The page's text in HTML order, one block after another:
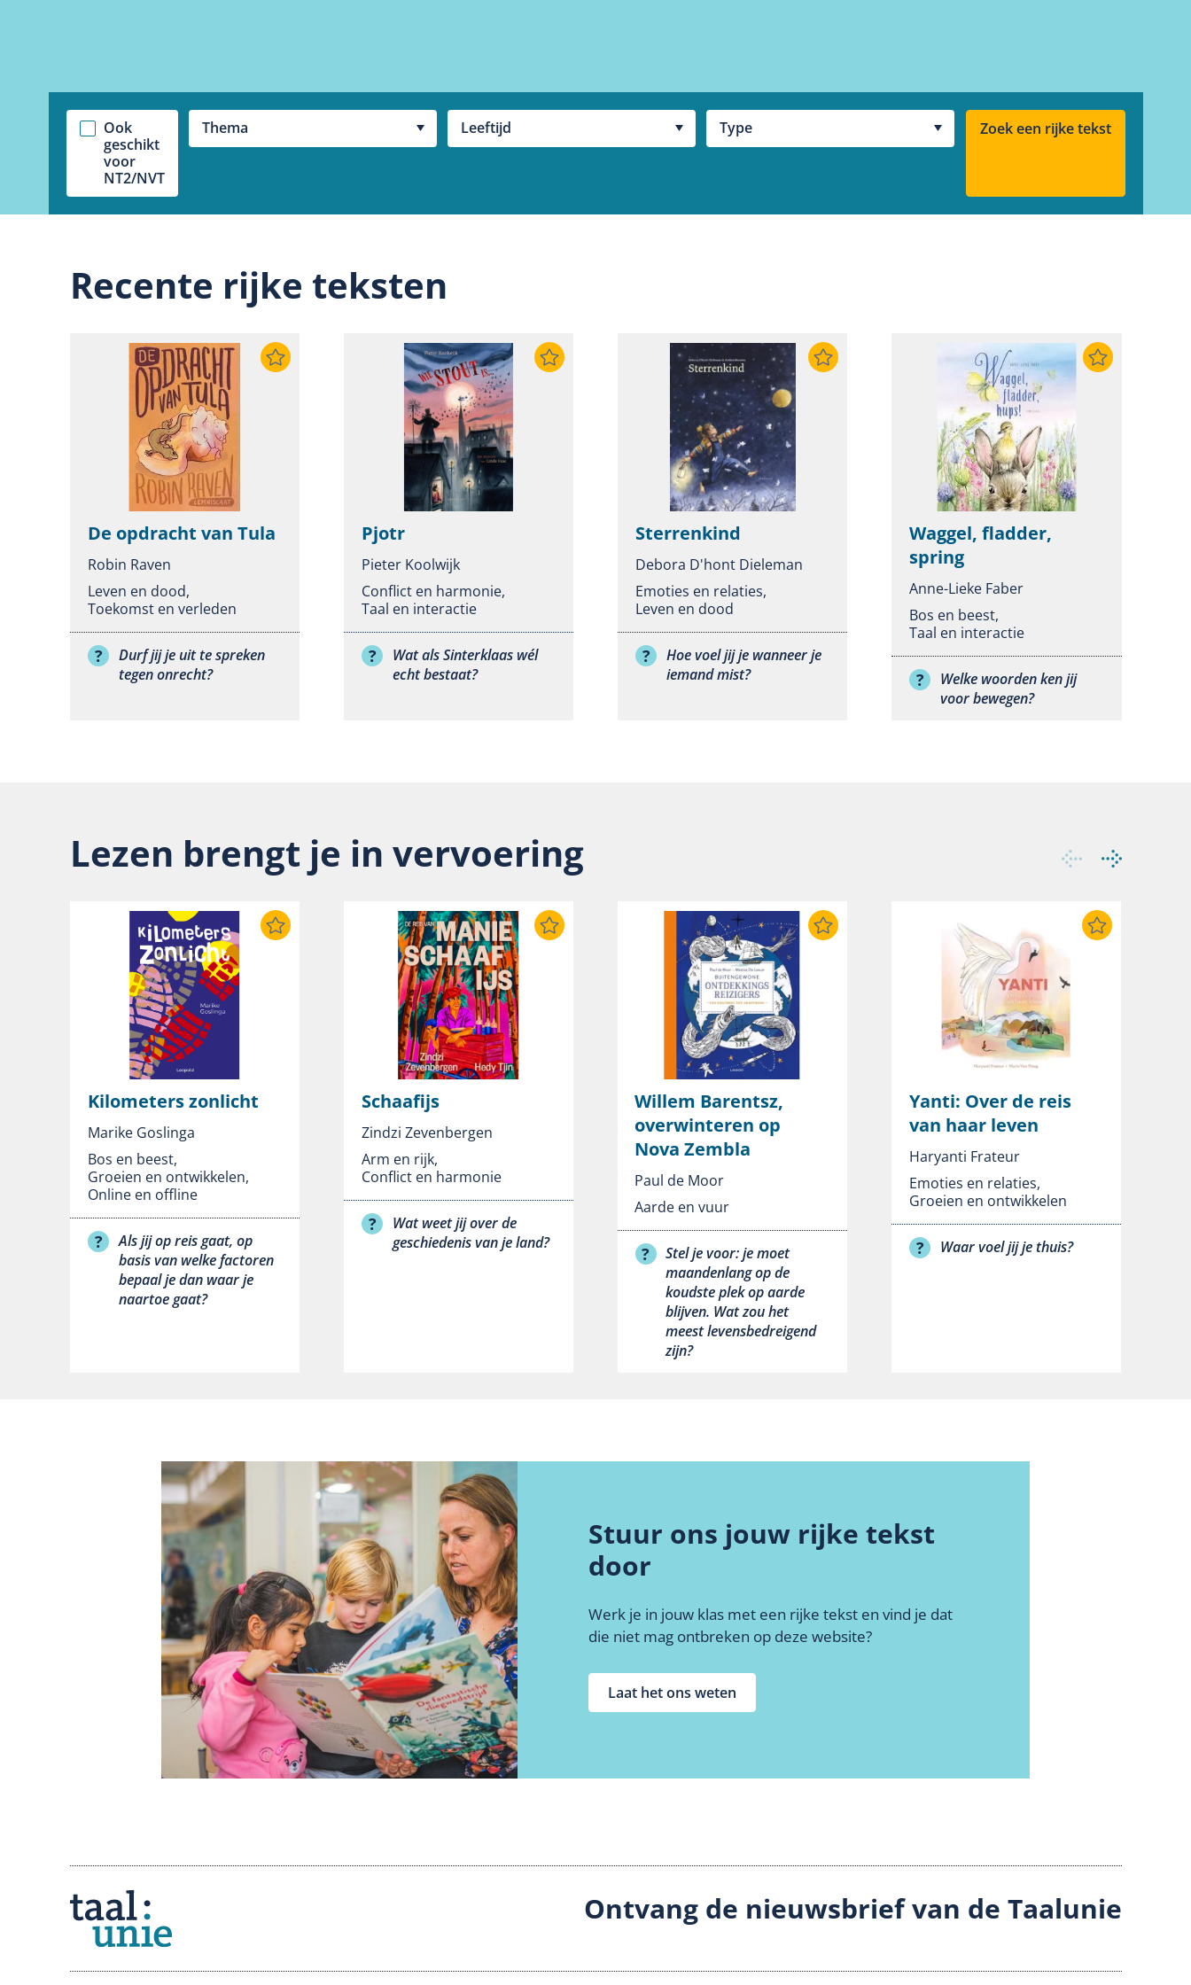
Ook
geschikt
voor
NT2/NVT
Thema Leeftijd Type Zoek een rijke tekst
Recente rijke teksten
De opdracht van Tula
Robin Raven
Leven en dood,
Toekomst en verleden
Durf jij je uit te spreken
tegen onrecht?
Pjotr
Pieter Koolwijk
Conflict en harmonie,
Taal en interactie
Wat als Sinterklaas wél
echt bestaat?
Sterrenkind
Debora D'hont Dieleman
Emoties en relaties,
Leven en dood
Hoe voel jij je wanneer je
iemand mist?
Waggel, fladder,
spring
Anne-Lieke Faber
Bos en beest,
Taal en interactie
Welke woorden ken jij
voor bewegen?
Lezen brengt je in vervoering
Kilometers zonlicht
Marike Goslinga
Bos en beest,
Groeien en ontwikkelen,
Online en offline
Als jij op reis gaat, op
basis van welke factoren
bepaal je dan waar je
naartoe gaat?
Schaafijs
Zindzi Zevenbergen
Arm en rijk,
Conflict en harmonie
Wat weet jij over de
geschiedenis van je land?
Willem Barentsz,
overwinteren op
Nova Zembla
Paul de Moor
Aarde en vuur
Stel je voor: je moet
maandenlang op de
koudste plek op aarde
blijven. Wat zou het
meest levensbedreigend
zijn?
Yanti: Over de reis
van haar leven
Haryanti Frateur
Emoties en relaties,
Groeien en ontwikkelen
Waar voel jij je thuis?
Stuur ons jouw rijke tekst
door
Werk je in jouw klas met een rijke tekst en vind je dat
die niet mag ontbreken op deze website?
Laat het ons weten
Ontvang de nieuwsbrief van de Taalunie